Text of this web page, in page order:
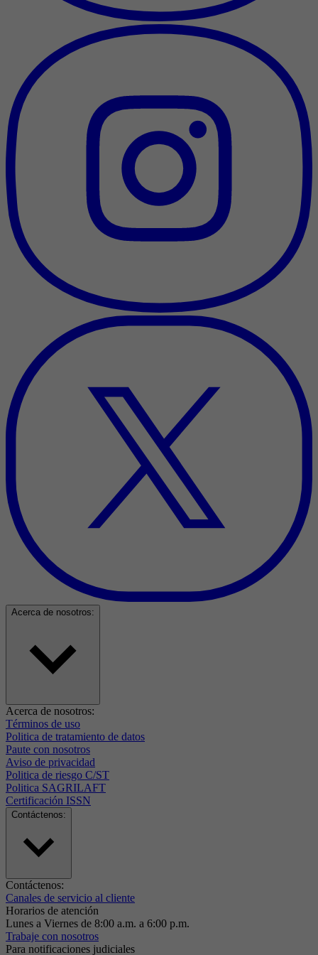
Acerca de nosotros:
Acerca de nosotros:
Términos de uso
Politica de tratamiento de datos
Paute con nosotros
Aviso de privacidad
Politica de riesgo C/ST
Politica SAGRILAFT
Certificación ISSN
Contáctenos:
Contáctenos:
Canales de servicio al cliente
Horarios de atención
Lunes a Viernes de 8:00 a.m. a 6:00 p.m.
Trabaje con nosotros
Para notificaciones judiciales